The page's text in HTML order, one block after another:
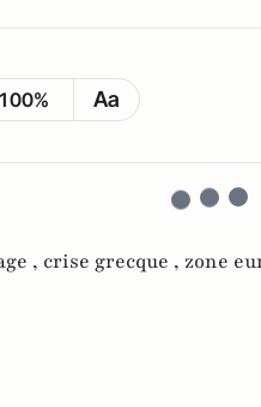
100% Aa
, crise grecque , zone